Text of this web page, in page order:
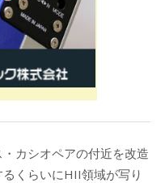
カシオペアの付近を改造
くらいにHII領域が写り